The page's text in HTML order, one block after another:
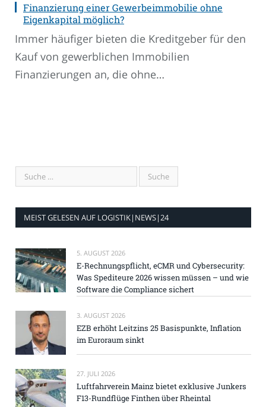
Finanzierung einer Gewerbeimmobilie ohne
Eigenkapital möglich?
Immer häufiger bieten die Kreditgeber für den
Kauf von gewerblichen Immobilien
Finanzierungen an, die ohne…
MEIST GELESEN AUF LOGISTIK|NEWS|24
5. AUGUST 2026
E-Rechnungspflicht, eCMR und Cybersecurity:
Was Spediteure 2026 wissen müssen – und wie
Software die Compliance sichert
3. AUGUST 2026
EZB erhöht Leitzins 25 Basispunkte, Inflation
im Euroraum sinkt
27. JULI 2026
Luftfahrverein Mainz bietet exklusive Junkers
F13-Rundflüge Finthen über Rheintal